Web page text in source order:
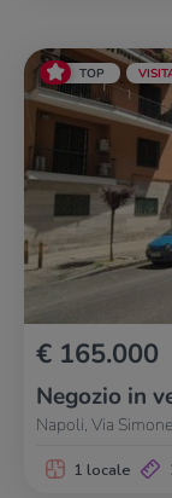
TOP
€ 165.000
Negozio in
Napoli, Via
1 locale